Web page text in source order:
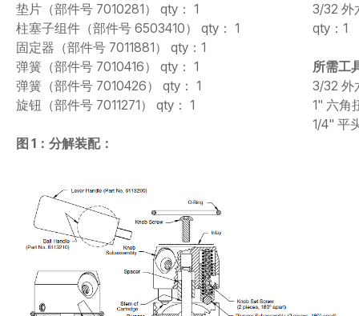
垫片（部件号 7010281） qty： 1
柱塞子组件（部件号 6503410） qty： 1
固定器（部件号 7011881） qty：1
弹簧（部件号 7010416） qty： 1
弹簧（部件号 7010426） qty： 1
旋钮（部件号 7011271） qty： 1
3/32 外
qty：1
所需工
3/32 外
1" 六角
1/4" 平
图 1：分解装配：